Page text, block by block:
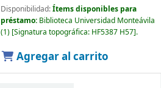
Disponibilidad:Ítems disponibles para
préstamo: Biblioteca Universidad Monteávila
(1) Signatura topográfica: HF5387 H57 .
Agregar al carrito